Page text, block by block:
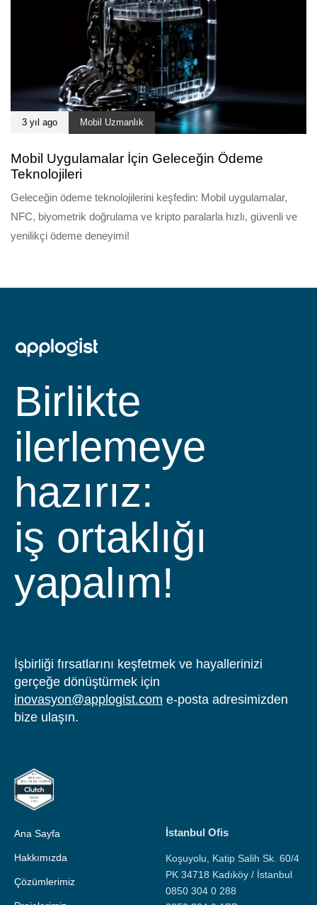
3 yıl ago Mobil Uzmanlık
Mobil Uygulamalar İçin Geleceğin Ödeme
Teknolojileri
Geleceğin ödeme teknolojilerini keşfedin: Mobil uygulamalar,
NFC, biyometrik doğrulama ve kripto paralarla hızlı, güvenli ve
yenilikçi ödeme deneyimi!
Birlikte
ilerlemeye
hazırız:
iş ortaklığı
yapalım!
İşbirliği fırsatlarını keşfetmek ve hayallerinizi
gerçeğe dönüştürmek için
inovasyon@applogist.com e-posta adresimizden
bize ulaşın.
Ana Sayfa
Hakkımızda
Çözümlerimiz
İstanbul Ofis
Koşuyolu, Katip Salih Sk. 60/4
PK 34718 Kadıköy / İstanbul
0850 304 0 288